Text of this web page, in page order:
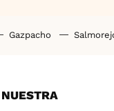
Gazpacho